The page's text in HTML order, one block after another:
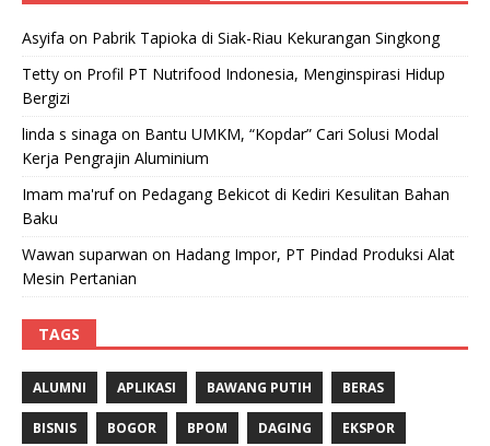
Asyifa on Pabrik Tapioka di Siak-Riau Kekurangan Singkong
Tetty on Profil PT Nutrifood Indonesia, Menginspirasi Hidup
Bergizi
linda s sinaga on Bantu UMKM, “Kopdar” Cari Solusi Modal
Kerja Pengrajin Aluminium
Imam ma'rufon Pedagang Bekicot di Kediri Kesulitan Bahan
Baku
Wawan suparwan on Hadang Impor, PT Pindad Produksi Alat
Mesin Pertanian
TAGS
ALUMNI APLIKASI BAWANG PUTIH BERAS
BISNIS BOGOR BPOM DAGING EKSPOR